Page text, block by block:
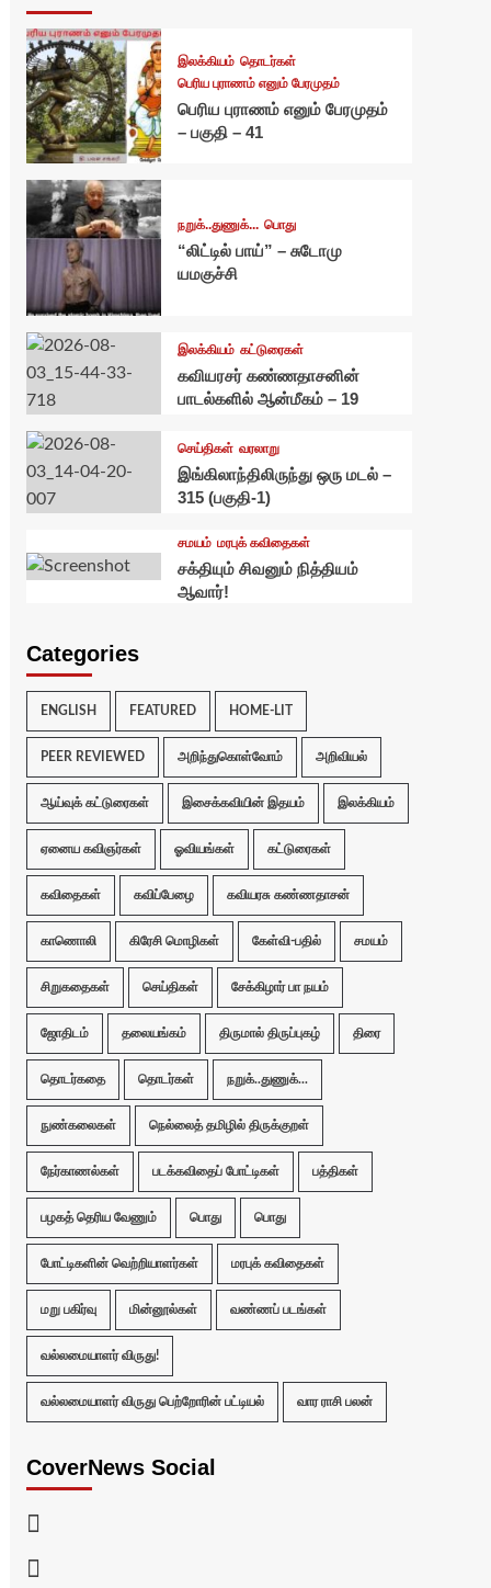
இலக்கியம் தொடர்கள்
பெரிய புராணம் எனும் பேரமுதம்
பெரிய புராணம் எனும் பேரமுதம்
– பகுதி – 41
நறுக்..துணுக்... பொது
“லிட்டில் பாய்” – சுடோமு
யமகுச்சி
இலக்கியம் கட்டுரைகள்
கவியரசர் கண்ணதாசனின்
பாடல்களில் ஆன்மீகம் – 19
செய்திகள் வரலாறு
இங்கிலாந்திலிருந்து ஒரு மடல் –
315 (பகுதி-1)
சமயம் மரபுக் கவிதைகள்
சக்தியும் சிவனும் நித்தியம்
ஆவார்!
Categories
ENGLISH FEATURED HOME-LIT
PEER REVIEWED அறிந்துகொள்வோம் அறிவியல்
ஆய்வுக் கட்டுரைகள் இசைக்கவியின் இதயம் இலக்கியம்
ஏனைய கவிஞர்கள் ஓவியங்கள் கட்டுரைகள்
கவிதைகள் கவிப்பேழை கவியரசு கண்ணதாசன்
காணொலி கிரேசி மொழிகள் கேள்வி-பதில் சமயம்
சிறுகதைகள் செய்திகள் சேக்கிழார் பா நயம்
ஜோதிடம் தலையங்கம் திருமால் திருப்புகழ் திரை
தொடர்கதை தொடர்கள் நறுக்..துணுக்...
நுண்கலைகள் நெல்லைத் தமிழில் திருக்குறள்
நேர்காணல்கள் படக்கவிதைப் போட்டிகள் பத்திகள்
பழகத் தெரிய வேணும் பொது பொது
போட்டிகளின் வெற்றியாளர்கள் மரபுக் கவிதைகள்
மறு பகிர்வு மின்னூல்கள் வண்ணப் படங்கள்
வல்லமையாளர் விருது!
வல்லமையாளர் விருது பெற்றோரின் பட்டியல் வார ராசி பலன்
CoverNews Social